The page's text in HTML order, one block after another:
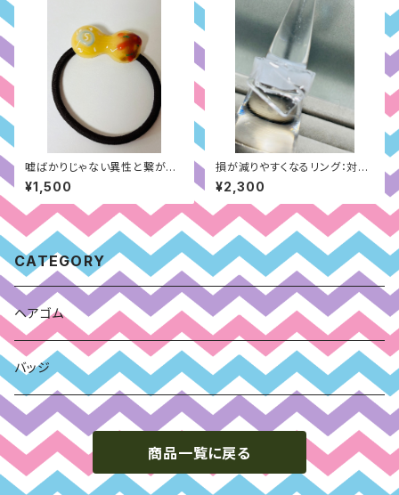
嘘ばかりじゃない異性と繋がり
やすいヘアゴム
¥1,500
損が減りやすくなるリング：対人
面（ホワイト）
¥2,300
CATEGORY
ヘアゴム
バッジ
商品一覧に戻る